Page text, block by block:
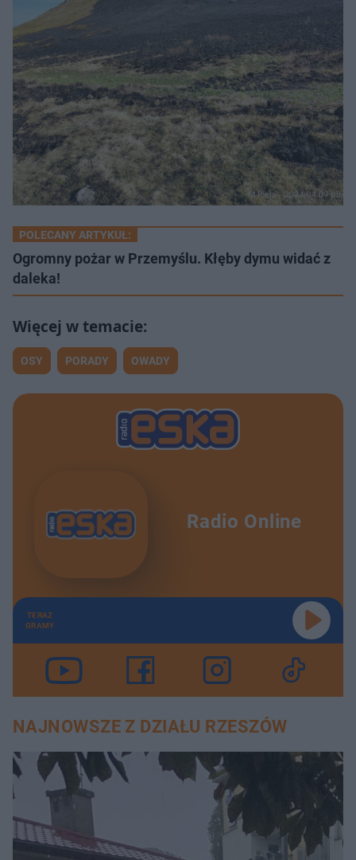
POLECANY ARTYKUŁ:
Ogromny pożar w Przemyślu. Kłęby dymu widać z
daleka!
OSY PORADY OWADY
Radio Online
TERAZ
GRAMY
NAJNOWSZE Z DZIAŁU RZESZÓW